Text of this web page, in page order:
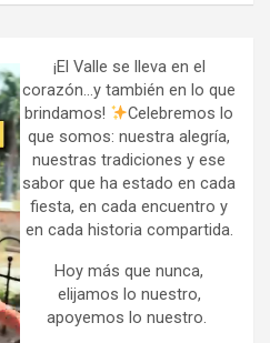
¡El Valle se lleva en el
corazón…y también en lo que
brindamos!
Celebremos lo
que somos: nuestra alegría,
nuestras tradiciones y ese
sabor que ha estado en cada
fiesta, en cada encuentro y
en cada historia compartida.
Hoy más que nunca,
elijamos lo nuestro,
apoyemos lo nuestro.